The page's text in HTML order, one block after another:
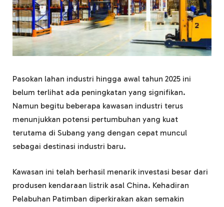
Pasokan lahan industri hingga awal tahun 2025 ini
belum terlihat ada peningkatan yang signifikan.
Namun begitu beberapa kawasan industri terus
menunjukkan potensi pertumbuhan yang kuat
terutama di Subang yang dengan cepat muncul
sebagai destinasi industri baru.
Kawasan ini telah berhasil menarik investasi besar dari
produsen kendaraan listrik asal China. Kehadiran
Pelabuhan Patimban diperkirakan akan semakin